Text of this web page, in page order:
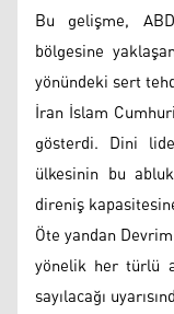
Bu gelişme,
bölgesine
yönündeki sert
İran İslam
gösterdi. Dini
ülkesinin bu
direniş
Öte yandan
yönelik her türlü
sayılacağı